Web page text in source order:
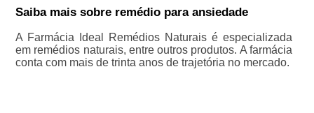
Saiba mais sobre remédio para ansiedade
A Farmácia Ideal Remédios Naturais é especializada
em remédios naturais, entre outros produtos. A farmácia
conta com mais de trinta anos de trajetória no mercado.